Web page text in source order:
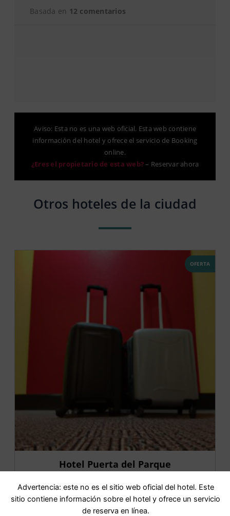
Basada en 12 comentarios
Aviso: Esta no es una web oficial. Esta web contiene
información del hotel y ofrece el servicio de Booking
online.
¿Eres el propietario de esta web?– Reservar ahora
Otros hoteles de la ciudad
OFERTA
Hotel Puerta del Parque
IR AL HOTEL
Advertencia: este no es el sitio web oficial del hotel. Este
sitio contiene información sobre el hotel y ofrece un servicio
de reserva en línea.